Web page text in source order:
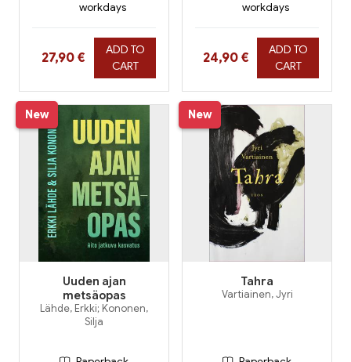
workdays
Hinta nyt
27,90 €
ADD TO
CART
workdays
Hinta nyt
24,90 €
ADD TO
CART
New
Uuden ajan
metsäopas
Lähde, Erkki; Kononen,
Silja
New
Tahra
Vartiainen, Jyri